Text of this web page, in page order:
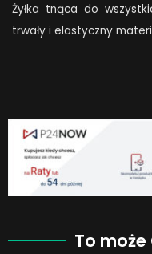
Żyłka tnąca do
trwały i elastyczny
To